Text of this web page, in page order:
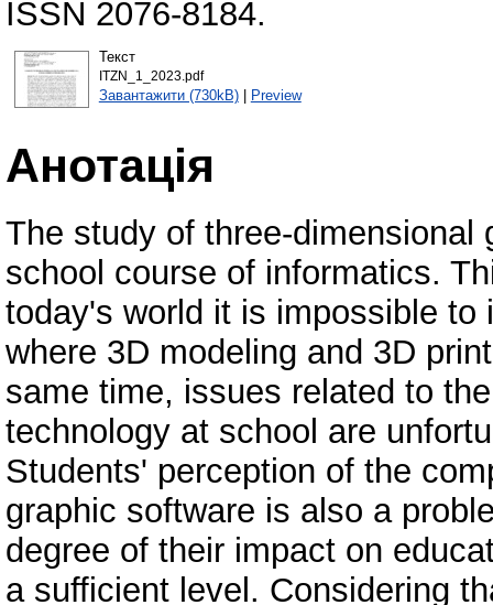
ISSN 2076-8184.
Текст
ITZN_1_2023.pdf
Завантажити (730kB)| Preview
Анотація
The study of three-
school course of informatics.
today's world it is impossible
where 3D modeling and 3D
same time, issues related to
technology at school are
Students' perception of the
graphic software is also a
degree of their impact on
a sufficient level. Considering